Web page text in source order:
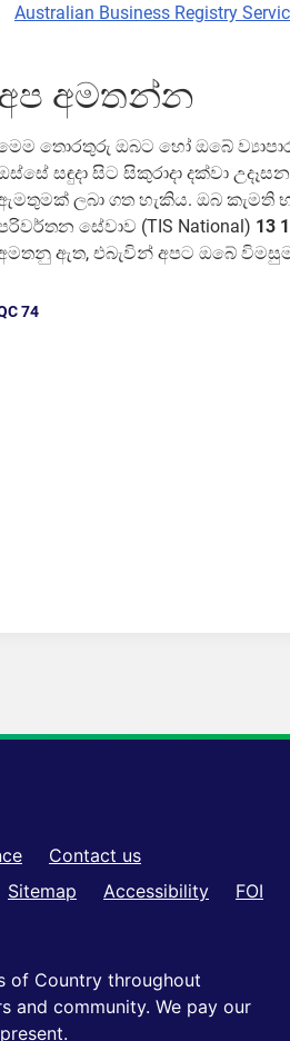
Australian Business Registry
අමතන්න
තොරතුරු ඔබට හෝ ඔබේ
සඳුදා සිට සිකුරාදා දක්වා
ලබා ගත හැකිය. ඔබ කැමති
සේවාව (TIS National) 13
ඇත, එබැවින් අපට ඔබේ
74
Contact us
Sitemap Accessibility FOI
of Country throughout
and community. We pay our